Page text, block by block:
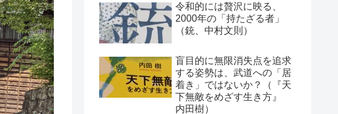
令和的には贅沢に映る、
2000年の「持たざる者」
（銃、中村文則）
盲目的に無限消失点を追求
する姿勢は、武道への「居
着き」ではないか？（『天
下無敵をめざす生き方』
内田樹）